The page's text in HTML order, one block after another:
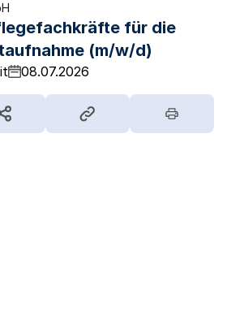
für die
(m/w/d)
08.07.2026